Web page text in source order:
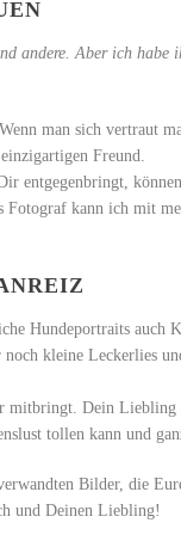
andere. Aber ich habe
man sich vertraut
Freund.
entgegenbringt,
kann ich mit
Hundeportraits auch
kleine Leckerlies
mitbringt. Dein
tollen kann und
Bilder, die
und Deinen Liebling!